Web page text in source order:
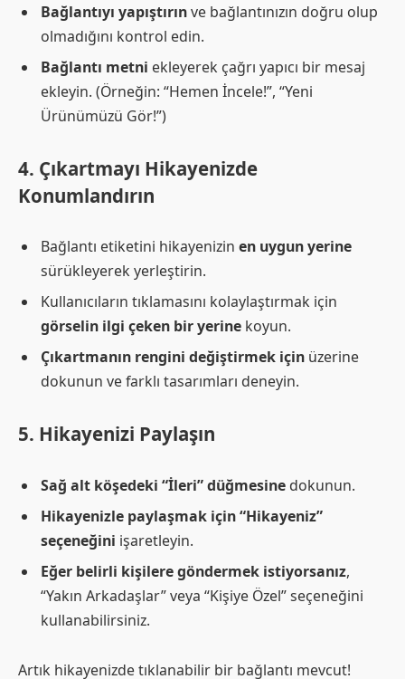
Bağlantıyı yapıştırınve bağlantınızın doğru olup
olmadığını kontrol edin.
Bağlantı metni ekleyerek çağrı yapıcı bir mesaj
ekleyin. (Örneğin: “Hemen İncele!”, “Yeni
Ürünümüzü Gör!”)
4. Çıkartmayı Hikayenizde
Konumlandırın
Bağlantı etiketini hikayenizin en uygun yerine
sürükleyerek yerleştirin.
Kullanıcıların tıklamasını kolaylaştırmak için
görselin ilgi çeken bir yerine koyun.
Çıkartmanın rengini değiştirmek için üzerine
dokunun ve farklı tasarımları deneyin.
5. Hikayenizi Paylaşın
Sağ alt köşedeki “İleri” düğmesine dokunun.
Hikayenizle paylaşmak için “Hikayeniz”
seçeneğini işaretleyin.
Eğer belirli kişilere göndermek istiyorsanız,
“Yakın Arkadaşlar” veya “Kişiye Özel” seçeneğini
kullanabilirsiniz.
Artık hikayenizde tıklanabilir bir bağlantı mevcut!